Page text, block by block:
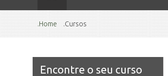
Home Cursos
Encontre o seu curso